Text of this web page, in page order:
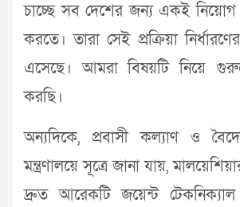
চাচ্ছে সব দেশের জন্য একই নিয়োগ
করতে। তারা সেই প্রক্রিয়া
এসেছে। আমরা বিষয়টি নিয়ে
করছি।
অন্যদিকে, প্রবাসী কল্যাণ ও
মন্ত্রণালয়ে সূত্রে জানা যায়,
দ্রুত আরেকটি জয়েন্ট